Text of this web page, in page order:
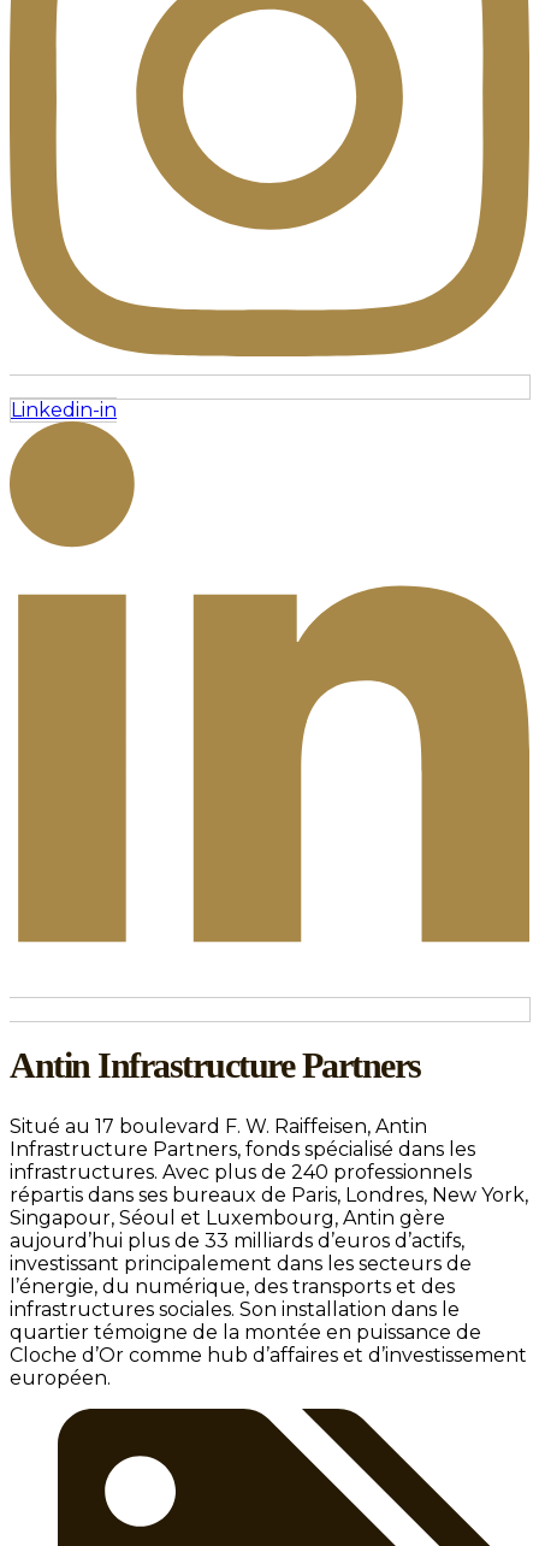
Linkedin-in
Antin Infrastructure Partners
Situé au 17 boulevard F. W. Raiffeisen, Antin
Infrastructure Partners, fonds spécialisé dans les
infrastructures. Avec plus de 240 professionnels
répartis dans ses bureaux de Paris, Londres, New York,
Singapour, Séoul et Luxembourg, Antin gère
aujourd’hui plus de 33 milliards d’euros d’actifs,
investissant principalement dans les secteurs de
l’énergie, du numérique, des transports et des
infrastructures sociales. Son installation dans le
quartier témoigne de la montée en puissance de
Cloche d’Or comme hub d’affaires et d’investissement
européen.